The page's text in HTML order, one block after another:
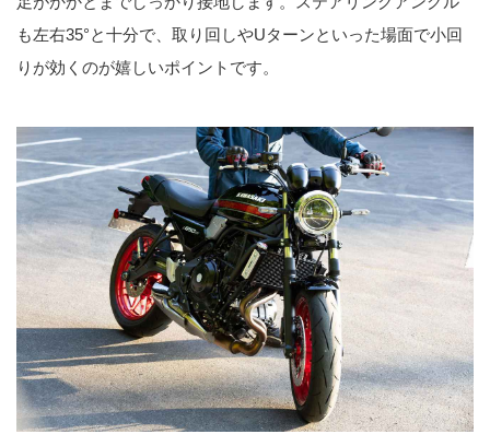
も左右35°と十分で、取り回しやUターンといった場面で小回
りが効くのが嬉しいポイントです。